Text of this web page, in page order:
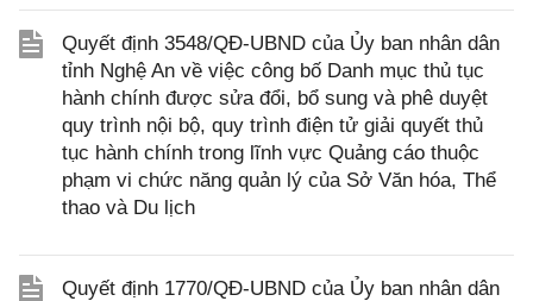
Quyết định 3548/QĐ-UBND của Ủy ban nhân dân
tỉnh Nghệ An về việc công bố Danh mục thủ tục
hành chính được sửa đổi, bổ sung và phê duyệt
quy trình nội bộ, quy trình điện tử giải quyết thủ
tục hành chính trong lĩnh vực Quảng cáo thuộc
phạm vi chức năng quản lý của Sở Văn hóa, Thể
thao và Du lịch
Quyết định 1770/QĐ-UBND của Ủy ban nhân dân